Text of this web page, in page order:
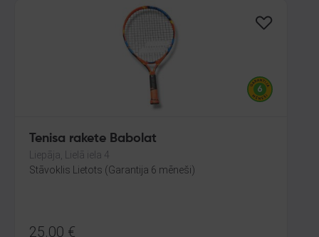
Tenisa rakete Babolat
Liepāja, Lielā iela 4
Stāvoklis Lietots (Garantija 6 mēneši)
25.00 €